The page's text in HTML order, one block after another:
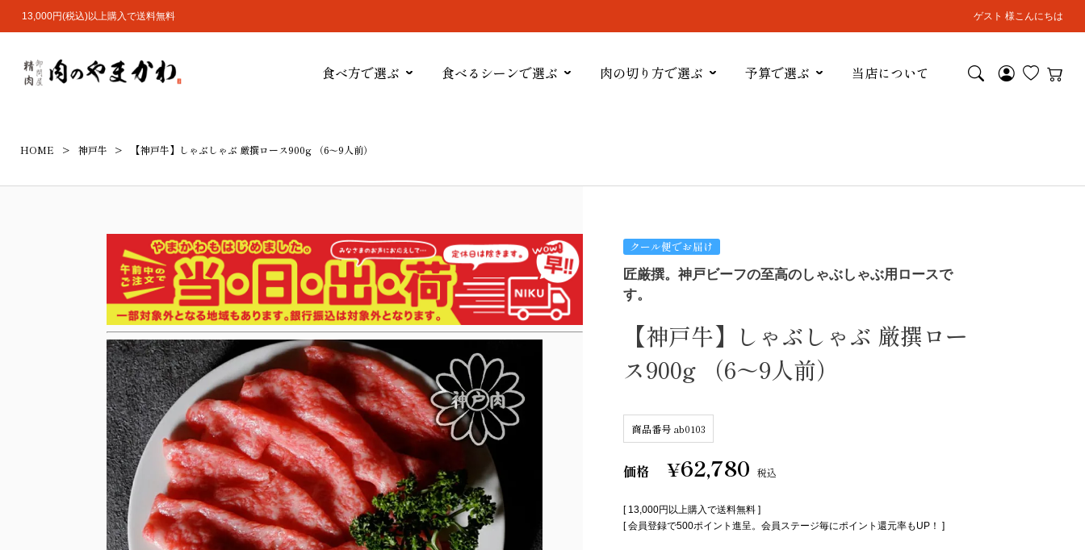
13,000円(税込)以上購入で送料無料 ゲスト 様こんにちは
食べ方で選ぶ 食べるシーンで選ぶ 肉の切り方で選ぶ 予算で選ぶ 当店について
HOME 神戸牛 【神戸牛】しゃぶしゃぶ 厳撰ロース900g （6～9人前）
クール便でお届け
匠厳撰。神戸ビーフの至高のしゃぶしゃぶ用ロースで
す。
【神戸牛】しゃぶしゃぶ 厳撰ロー
ス900g （6～9人前）
商品番号 ab0103
価格 ¥62,780 税込
[ 13,000円以上購入で送料無料 ]
[ 会員登録で500ポイント進呈。会員ステージ毎にポイント還元率もUP！ ]